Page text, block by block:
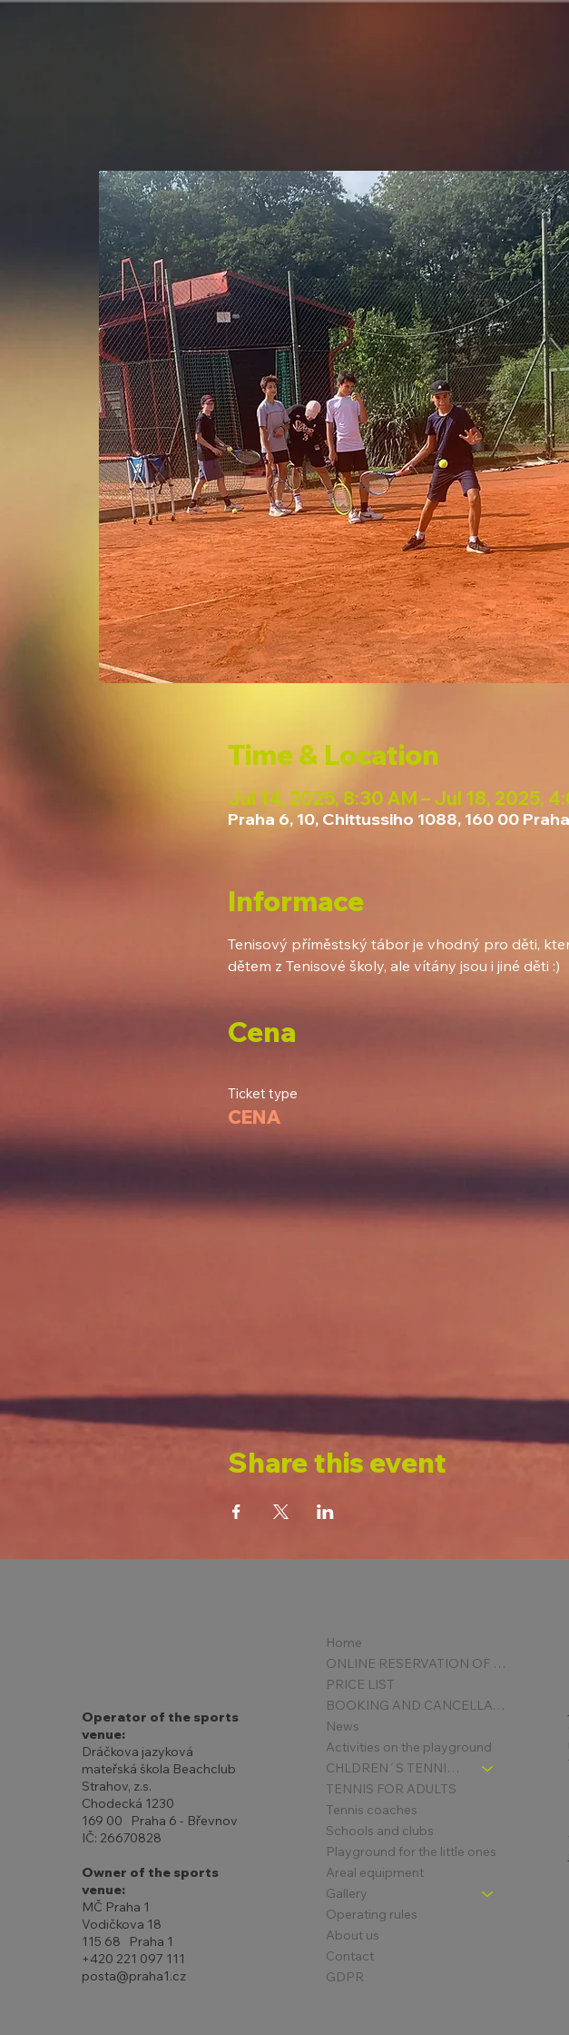
Time & Location
Jul 14, 2025, 8:30 AM – Jul 18, 2025,
Praha 6, 10, Chittussiho 1088, 160 00
Informace
Tenisový příměstský tábor je vhodný pro děti,
dětem z Tenisové školy, ale vítány jsou i jiné děti :)
Cena
Ticket type
CENA
Share this event
Operator of the sports
venue:
Dráčkova jazyková
mateřská škola Beachclub
Strahov, z.s.
Chodecká 1230
169 00 Praha 6 - Břevnov
IČ: 26670828
Owner of the sports
venue:
MČ Praha 1
Vodičkova 18
115 68 Praha 1
+420 221 097 111
posta@praha1.cz
Home
ONLINE RESERVATION OF COURTS
PRICE LIST
BOOKING AND CANCELLATION
News
Activities on the playground
CHLDREN´S TENNIS SCHOOL - SIGNPOST
TENNIS FOR ADULTS
Tennis coaches
Schools and clubs
Playground for the little ones
Areal equipment
Gallery
Operating rules
About us
Contact
GDPR